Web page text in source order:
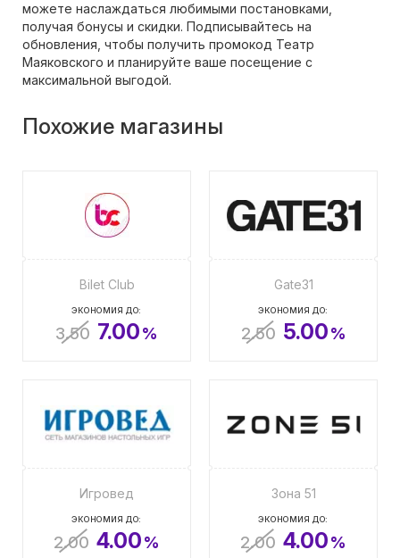
можете наслаждаться любимыми постановками,
получая бонусы и скидки. Подписывайтесь на
обновления, чтобы получить промокод Театр
Маяковского и планируйте ваше посещение с
максимальной выгодой.
Похожие магазины
Bilet Club
ЭКОНОМИЯ ДО:
3.50 7.00%
Gate31
ЭКОНОМИЯ ДО:
2.50 5.00%
Игровед
ЭКОНОМИЯ ДО:
2.00 4.00%
Зона 51
ЭКОНОМИЯ ДО:
2.00 4.00%